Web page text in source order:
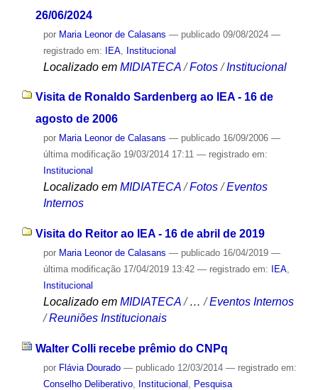
26/06/2024
por Maria Leonor de Calasans — publicado09/08/2024 —
registrado em: IEA, Institucional
Localizado em MIDIATECA /Fotos /Institucional
Visita de Ronaldo Sardenberg ao IEA - 16 de
agosto de 2006
por Maria Leonor de Calasans — publicado16/09/2006 —
última modificação19/03/2014 17:11 — registrado em:
Institucional
Localizado em MIDIATECA /Fotos /Eventos
Internos
Visita do Reitor ao IEA - 16 de abril de 2019
por Maria Leonor de Calasans — publicado16/04/2019 —
última modificação17/04/2019 13:42 — registrado em: IEA,
Institucional
Localizado em MIDIATECA /…/Eventos Internos
/Reuniões Institucionais
Walter Colli recebe prêmio do CNPq
por Flávia Dourado — publicado12/03/2014 — registrado em:
Conselho Deliberativo, Institucional Pesquisa